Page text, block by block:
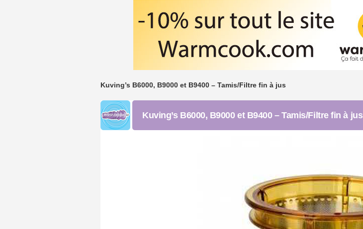
Kuving’s B6000, B9000 et B9400 – Tamis/Filtre fin à jus
Kuving’s B6000, B9000 et B9400 – Tamis/Filtre fin à jus